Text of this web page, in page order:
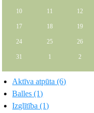
10 11 12
17 18 19
24 25 26
31 1 2
Aktīva atpūta (6)
Balles (1)
Izglītība (1)